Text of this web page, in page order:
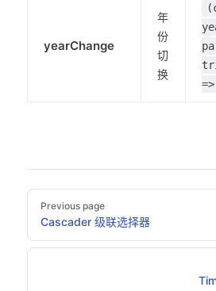
yearChange
年
份
切
换
Previous page
Cascader 级联选择器